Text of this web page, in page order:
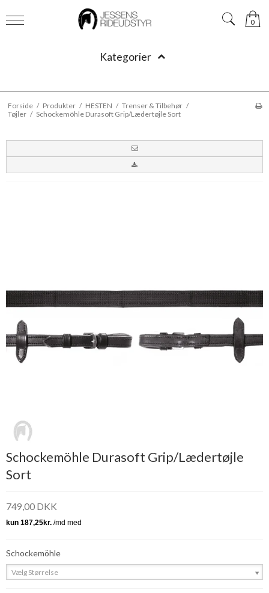
0
Kategorier
Forside / Produkter / HESTEN / Trenser & Tilbehør /
Tøjler / Schockemöhle Durasoft Grip/Lædertøjle Sort
Schockemöhle Durasoft Grip/Lædertøjle
Sort
749,00 DKK
Schockemöhle
Vælg Størrelse